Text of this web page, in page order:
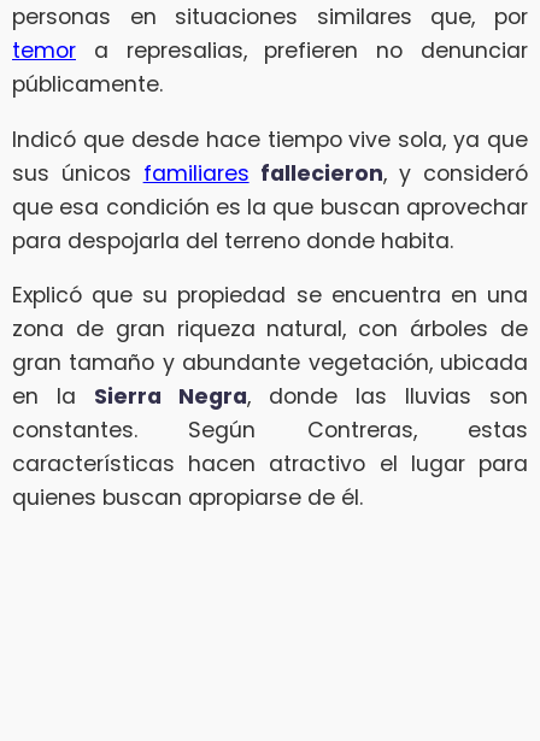
personas en situaciones similares que, por
temor a represalias, prefieren no denunciar
públicamente.
Indicó que desde hace tiempo vive sola, ya que
sus únicos familiares fallecieron, y consideró
que esa condición es la que buscan aprovechar
para despojarla del terreno donde habita.
Explicó que su propiedad se encuentra en una
zona de gran riqueza natural, con árboles de
gran tamaño y abundante vegetación, ubicada
en la Sierra Negra, donde las lluvias son
constantes. Según Contreras, estas
características hacen atractivo el lugar para
quienes buscan apropiarse de él.